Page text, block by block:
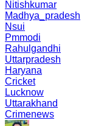
Nitishkumar
Madhya_pradesh
Nsui
Pmmodi
Rahulgandhi
Uttarpradesh
Haryana
Cricket
Lucknow
Uttarakhand
Crimenews